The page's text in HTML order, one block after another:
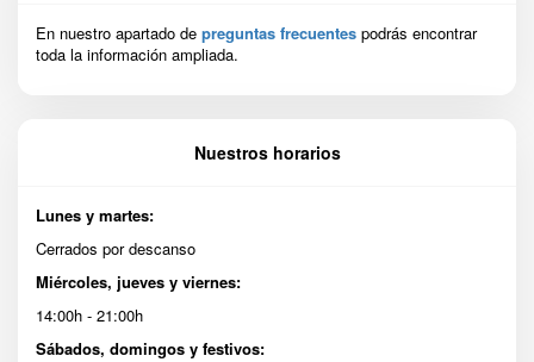
En nuestro apartado de preguntas frecuentes podrás encontrar
toda la información ampliada.
Nuestros horarios
Lunes y martes:
Cerrados por descanso
Miércoles, jueves y viernes:
14:00h - 21:00h
Sábados, domingos y festivos: